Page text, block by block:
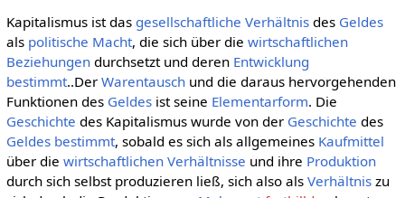
Kapitalismus ist das gesellschaftliche Verhältnisdes Geldes
als politische Macht, die sich über die wirtschaftlichen
Beziehungendurchsetzt und deren Entwicklung
bestimmt..Der Warentauschund die daraus hervorgehenden
Funktionen des Geldesist seine Elementarform. Die
Geschichte des Kapitalismus wurde von der Geschichte des
Geldes bestimmt, sobald es sich als allgemeines Kaufmittel
über die wirtschaftlichen Verhältnisse und ihre Produktion
durch sich selbst produzieren ließ, sich also als Verhältniszu